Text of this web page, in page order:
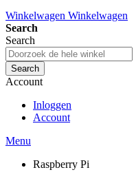
Toon prijzen Incl. BTW
Toon prijzen Excl. BTW
Winkelwagen Winkelwagen
Search
Search
Search
Account
Inloggen
Account
Menu
Raspberry Pi